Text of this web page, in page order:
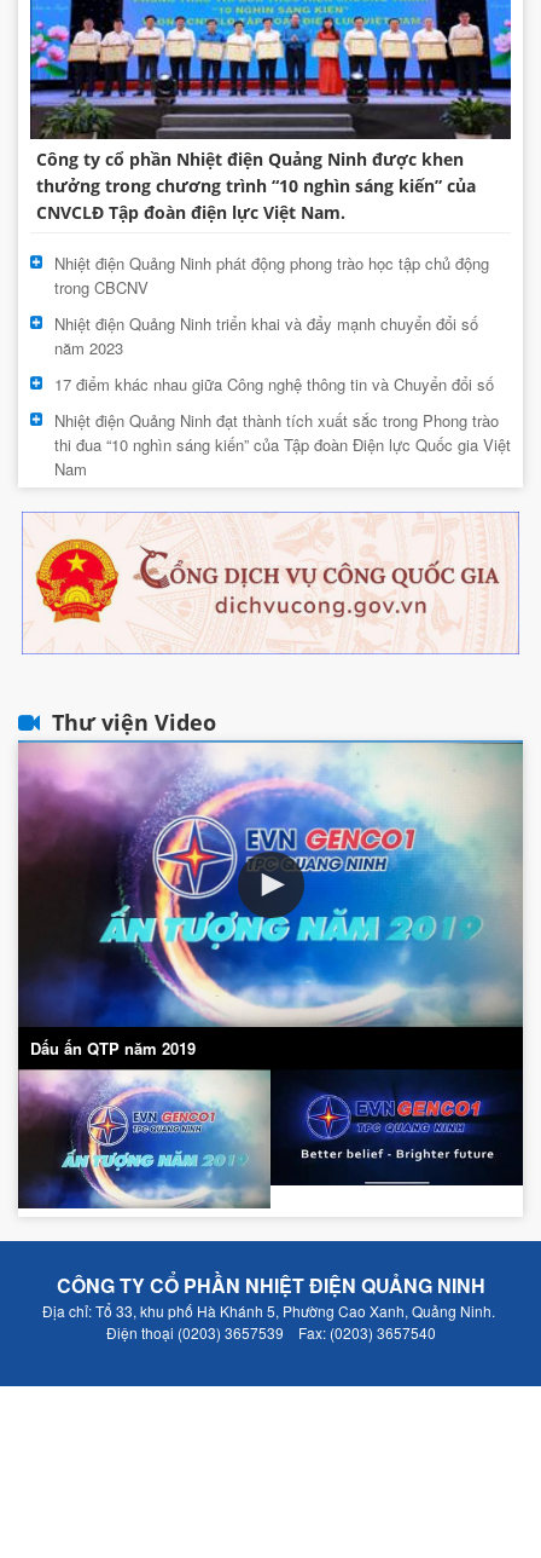
Công ty cổ phần Nhiệt điện Quảng Ninh được khen
thưởng trong chương trình “10 nghìn sáng kiến” của
CNVCLĐ Tập đoàn điện lực Việt Nam.
Nhiệt điện Quảng Ninh phát động phong trào học tập chủ động
trong CBCNV
Nhiệt điện Quảng Ninh triển khai và đẩy mạnh chuyển đổi số
năm 2023
17 điểm khác nhau giữa Công nghệ thông tin và Chuyển đổi số
Nhiệt điện Quảng Ninh đạt thành tích xuất sắc trong Phong trào
thi đua “10 nghìn sáng kiến” của Tập đoàn Điện lực Quốc gia Việt
Nam
Thư viện Video
Dấu ấn QTP năm 2019
CÔNG TY CỔ PHẦN NHIỆT ĐIỆN QUẢNG NINH
Địa chỉ: Tổ 33, khu phố Hà Khánh 5, Phường Cao Xanh, Quảng Ninh.
Điện thoại (0203) 3657539 Fax: (0203) 3657540